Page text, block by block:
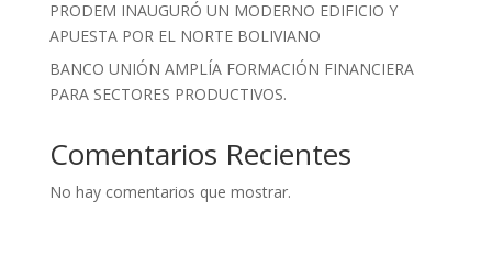
PRODEM INAUGURÓ UN MODERNO EDIFICIO Y
APUESTA POR EL NORTE BOLIVIANO
BANCO UNIÓN AMPLÍA FORMACIÓN FINANCIERA
PARA SECTORES PRODUCTIVOS.
Comentarios Recientes
No hay comentarios que mostrar.